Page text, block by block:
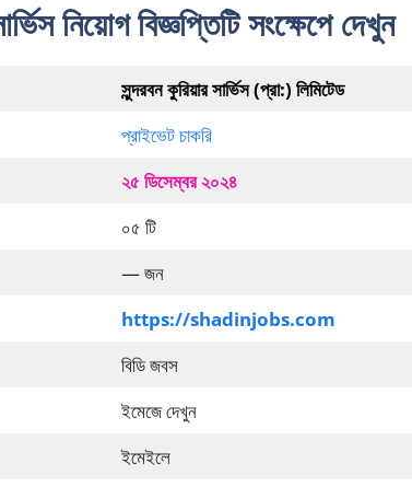
নিয়োগ বিজ্ঞপ্তিটি সংক্ষেপে দেখুন
সুন্দরবন কুরিয়ার সার্ভিস (প্রা:) লিমিটেড
প্রাইভেট চাকরি
২৫ ডিসেম্বর ২০২৪
০৫ টি
— জন
https://shadinjobs.com
বিডি জবস
ইমেজে দেখুন
ইমেইলে